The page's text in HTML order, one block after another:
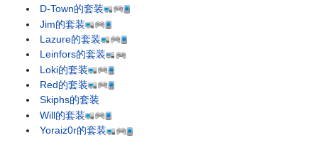
D-Town的套装
Jim的套装
Lazure的套装
Leinfors的套装
Loki的套装
Red的套装
Skiphs的套装
Will的套装
Yoraiz0r的套装